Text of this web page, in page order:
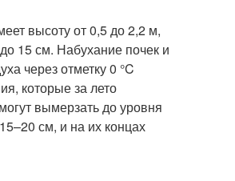
высоту от 0,5 до 2,2 м,
15 см. Набухание почек и
через отметку 0 °C
которые за лето
вымерзать до уровня
см, и на их концах